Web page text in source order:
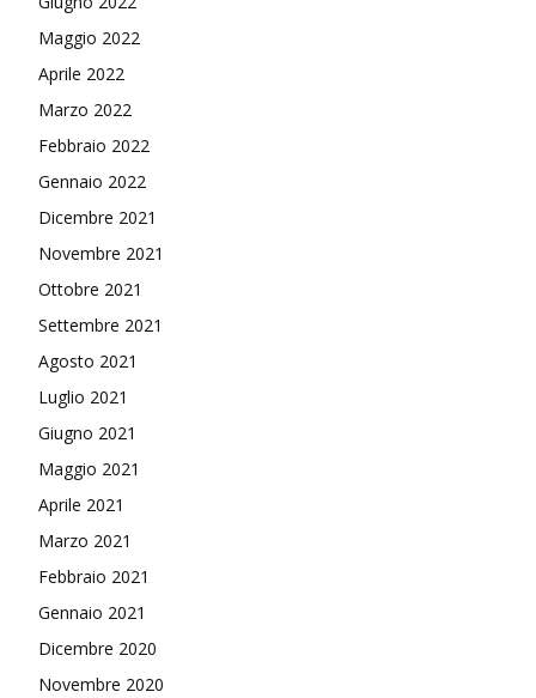
Maggio 2022
Aprile 2022
Marzo 2022
Febbraio 2022
Gennaio 2022
Dicembre 2021
Novembre 2021
Ottobre 2021
Settembre 2021
Agosto 2021
Luglio 2021
Giugno 2021
Maggio 2021
Aprile 2021
Marzo 2021
Febbraio 2021
Gennaio 2021
Dicembre 2020
Novembre 2020